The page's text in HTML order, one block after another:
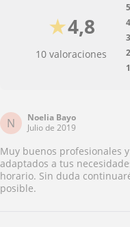
4,8
★
10 valoraciones
1
2
3
4
5
N
Noelia Bayo
Julio de 2019
Muy buenos profesionales
adaptados a tus
horario. Sin duda
posible.